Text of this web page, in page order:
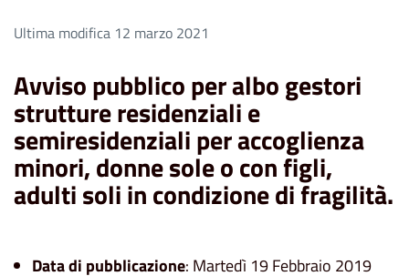
Ultima modifica 12 marzo 2021
Avviso pubblico per albo gestori
strutture residenziali e
semiresidenziali per accoglienza
minori, donne sole o con figli,
adulti soli in condizione di fragilità.
Data di pubblicazione: Martedì 19 Febbraio 2019